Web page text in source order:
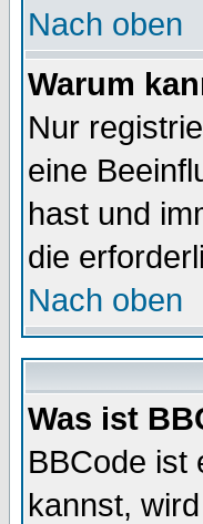
Nach oben
Warum
Nur
eine
hast und
die
Nach oben
Was ist
BBCode ist
kannst,